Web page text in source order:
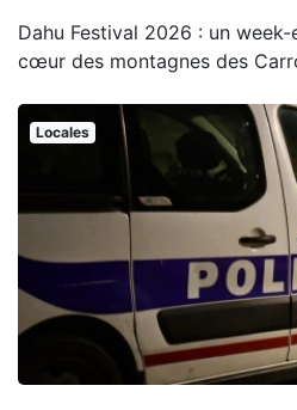
Dahu Festival 2026 : un
cœur des montagnes des
Locales